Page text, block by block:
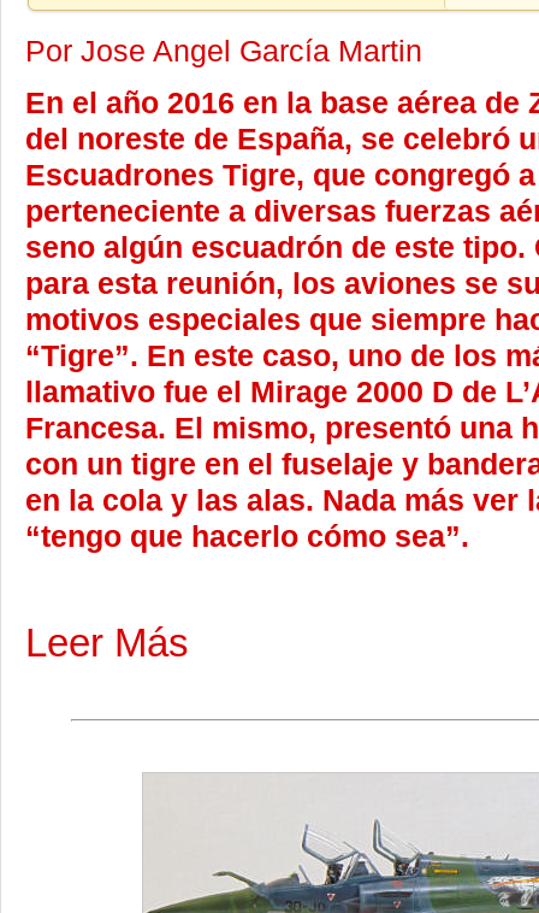
Por Jose Angel García Martin
En el año 2016 en la base aérea de
del noreste de España, se celebró
Escuadrones Tigre, que congregó
perteneciente a diversas fuerzas
seno algún escuadrón de este
para esta reunión, los aviones se
motivos especiales que siempre
“Tigre”. En este caso, uno de los
llamativo fue el Mirage 2000 D de
Francesa. El mismo, presentó una
con un tigre en el fuselaje y
en la cola y las alas. Nada más ver
“tengo que hacerlo cómo sea”.
Leer Más